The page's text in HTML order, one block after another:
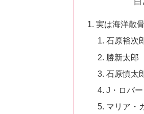
実は海洋散
石原裕次
勝新太郎
石原慎太
J・ロバ
マリア・